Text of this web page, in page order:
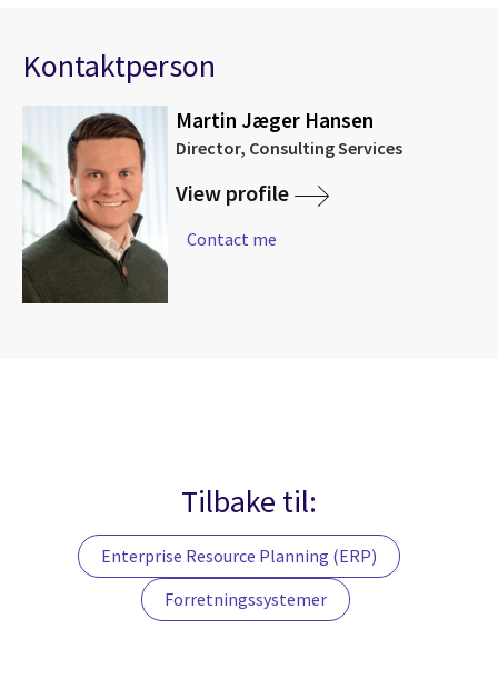
Kontaktperson
Martin Jæger Hansen
Director, Consulting Services
View profile
Contact me
Tilbake til:
Enterprise Resource Planning (ERP)
Forretningssystemer